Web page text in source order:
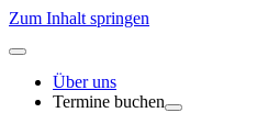
Zum Inhalt springen
Über uns
Termine buchen